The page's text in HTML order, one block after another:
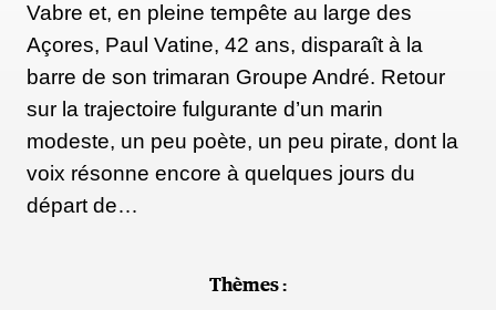
Vabre et, en pleine tempête au large des
Açores, Paul Vatine, 42 ans, disparaît à la
barre de son trimaran Groupe André. Retour
sur la trajectoire fulgurante d’un marin
modeste, un peu poète, un peu pirate, dont la
voix résonne encore à quelques jours du
départ de…
Thèmes :